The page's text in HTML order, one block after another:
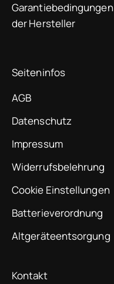
Garantiebedingungen
der Hersteller
Seiteninfos
AGB
Datenschutz
Impressum
Widerrufsbelehrung
Cookie Einstellungen
Batterieverordnung
Altgeräteentsorgung
Kontakt